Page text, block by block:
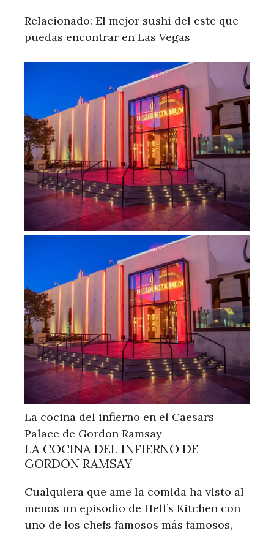
Relacionado: El mejor sushi del este que
puedas encontrar en Las Vegas
La cocina del infierno en el Caesars
Palace de Gordon Ramsay
LA COCINA DEL INFIERNO DE
GORDON RAMSAY
Cualquiera que ame la comida ha visto al
menos un episodio de Hell’s Kitchen con
uno de los chefs famosos más famosos,